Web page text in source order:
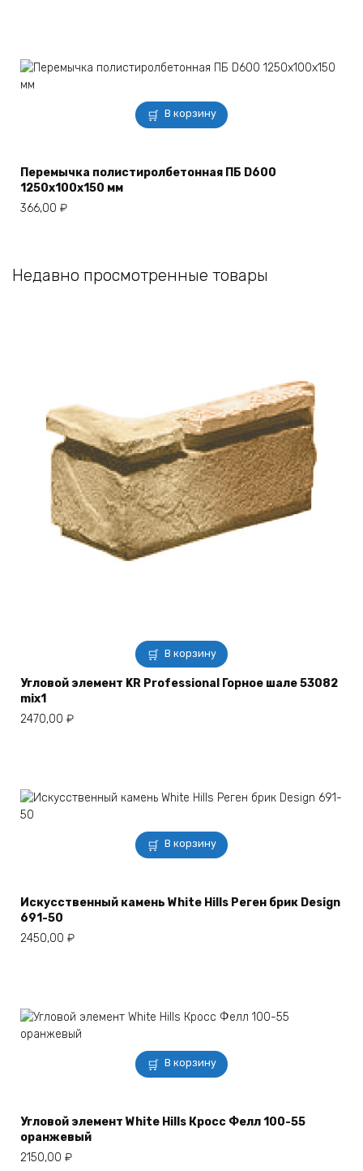
В корзину
Перемычка полистиролбетонная ПБ D600
1250х100х150 мм
366,00 ₽
Недавно просмотренные товары
В корзину
Угловой элемент KR Professional Горное шале 53082
mix1
2470,00 ₽
В корзину
Искусственный камень White Hills Реген брик Design
691-50
2450,00 ₽
В корзину
Угловой элемент White Hills Кросс Фелл 100-55
оранжевый
2150,00 ₽